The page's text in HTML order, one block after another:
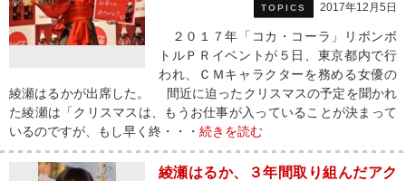
TOPICS 2017年12月5日
２０１７年「コカ・コーラ」リボンボ
トルＰＲイベントが５日、東京都内で行
われ、ＣＭキャラクターを務める女優の
綾瀬はるかが出席した。 間近に迫ったクリスマスの予定を聞かれ
た綾瀬は「クリスマスは、もうお仕事が入っていることが決まって
いるのですが、もし早く終・・・ 続きを読む
綾瀬はるか、３年間取り組んだアク